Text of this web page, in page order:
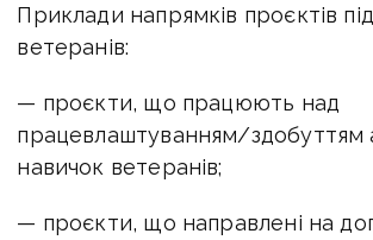
Приклади напрямків проєктів
ветеранів:
— проєкти, що працюють над
працевлаштуванням/здобуттям
навичок ветеранів;
— проєкти, що направлені на